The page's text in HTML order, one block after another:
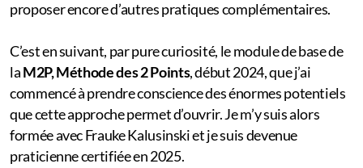
proposer encore d’autres pratiques complémentaires.
C’est en suivant, par pure curiosité, le module de base de
laM2P, Méthode des 2 Points, début 2024, que j’ai
commencé à prendre conscience des énormes potentiels
que cette approche permet d’ouvrir. Je m’y suis alors
formée avec Frauke Kalusinski et je suis devenue
praticienne certifiée en 2025.